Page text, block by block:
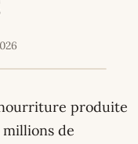
produite
de